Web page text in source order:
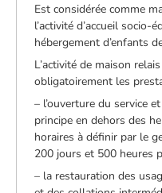
Est considérée comme
l’activité d’accueil socio-
hébergement d’enfants
L’activité de maison
obligatoirement les
– l’ouverture du service
principe en dehors des
horaires à définir par le
200 jours et 500 heures
– la restauration des